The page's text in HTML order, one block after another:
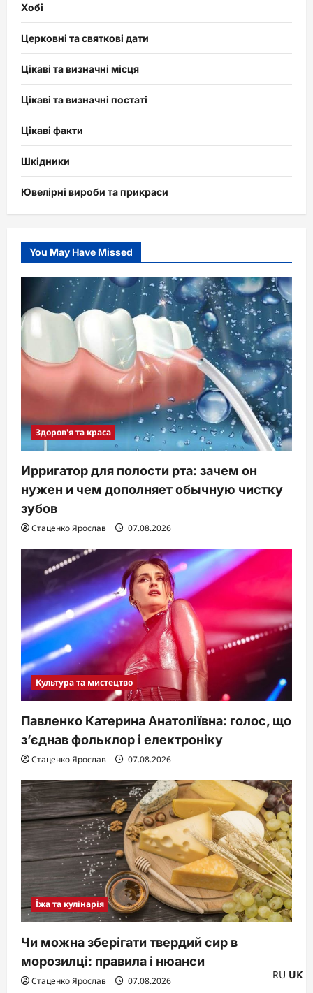
Хобі
Церковні та святкові дати
Цікаві та визначні місця
Цікаві та визначні постаті
Цікаві факти
Шкідники
Ювелірні вироби та прикраси
You May Have Missed
Здоров'я та краса
Ирригатор для полости рта: зачем он
нужен и чем дополняет обычную чистку
зубов
Стаценко Ярослав 07.08.2026
Культура та мистецтво
Павленко Катерина Анатоліївна: голос, що
з’єднав фольклор і електроніку
Стаценко Ярослав 07.08.2026
Їжа та кулінарія
Чи можна зберігати твердий сир в
морозилці: правила і нюанси
Стаценко Ярослав 07.08.2026 RU UK